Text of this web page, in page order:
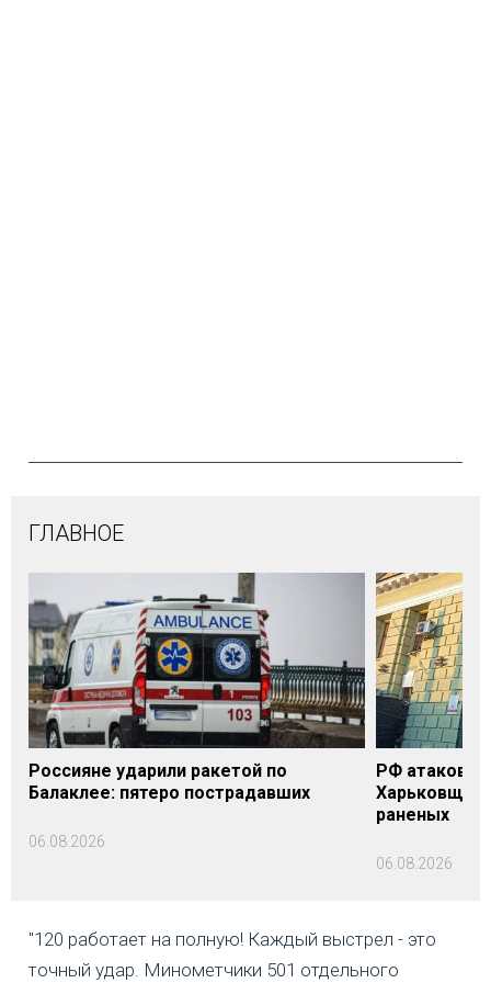
ГЛАВНОЕ
Россияне ударили ракетой по
Балаклее: пятеро пострадавших
06.08.2026
РФ
раненых
06.08.2026
"120 работает на полную! Каждый выстрел - это
точный удар. Минометчики 501 отдельного